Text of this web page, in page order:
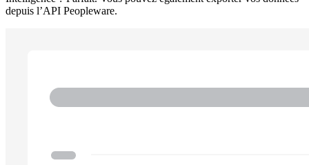
depuis l’API Peopleware.